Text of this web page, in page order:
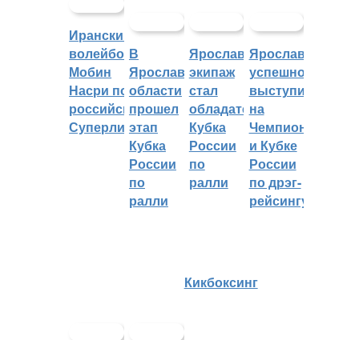
Иранский
волейболист
Мобин
Насри покинет
российскую
Суперлигу
В
Ярославской
области
прошел
этап
Кубка
России
по
ралли
Ярославский
экипаж
стал
обладателем
Кубка
России
по
ралли
Ярославцы
успешно
выступили
на
Чемпионате
и Кубке
России
по дрэг-
рейсингу
Кикбоксинг